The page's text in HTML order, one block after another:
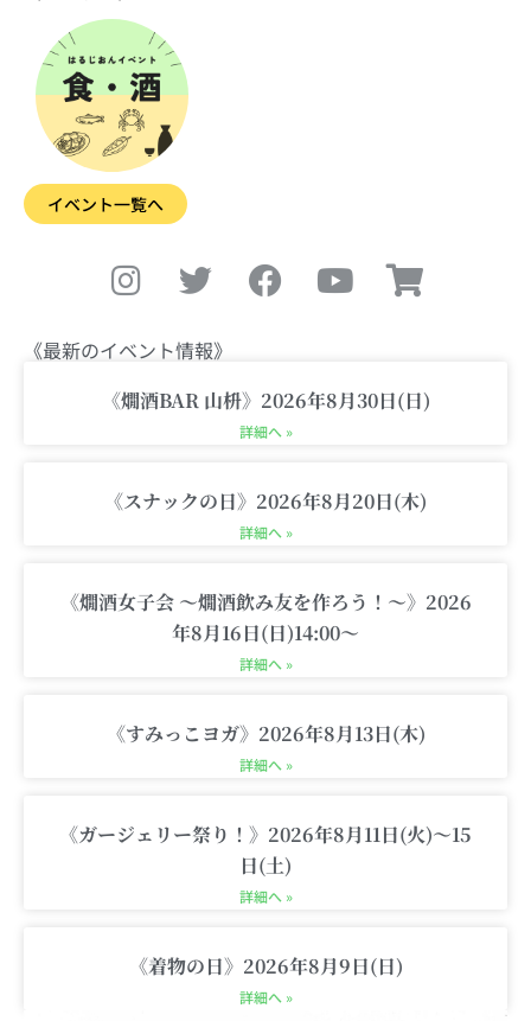
イベント一覧へ
I
n
s
t
a
g
m
w
i
t
t
e
a
c
o
o
o
u
b
h
o
i
-
r
《最新のイベント情報》
《燗酒BAR 山枡》2026年8月30日(日)
詳細へ »
《スナックの日》2026年8月20日(木)
詳細へ »
《燗酒女子会 〜燗酒飲み友を作ろう！〜》2026
年8月16日(日)14:00〜
詳細へ »
《すみっこヨガ》2026年8月13日(木)
詳細へ »
《ガージェリー祭り！》2026年8月11日(火)〜15
日(土)
詳細へ »
《着物の日》2026年8月9日(日)
詳細へ »